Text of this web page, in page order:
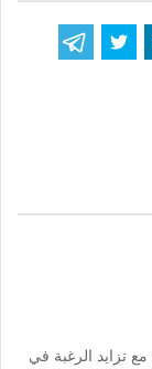
تزايد الرغبة في